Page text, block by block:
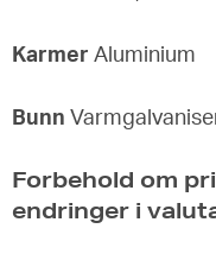
Karmer Aluminium
Bunn
Forbehold om
endringer i